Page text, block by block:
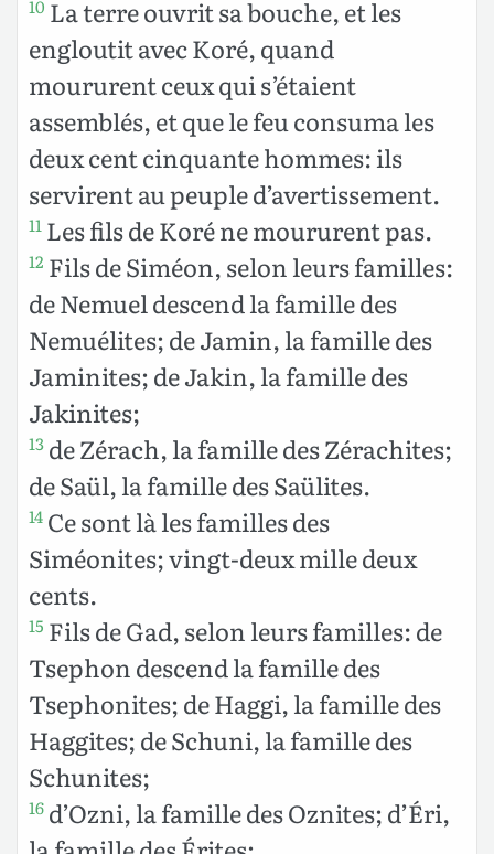
10 La terre ouvrit sa bouche, et les
engloutit avec Koré, quand
moururent ceux qui s’étaient
assemblés, et que le feu consuma les
deux cent cinquante hommes: ils
servirent au peuple d’avertissement.
11 Les fils de Koré ne moururent pas.
12 Fils de Siméon, selon leurs familles:
de Nemuel descend la famille des
Nemuélites; de Jamin, la famille des
Jaminites; de Jakin, la famille des
Jakinites;
13 de Zérach, la famille des Zérachites;
de Saül, la famille des Saülites.
14 Ce sont là les familles des
Siméonites; vingt-deux mille deux
cents.
15 Fils de Gad, selon leurs familles: de
Tsephon descend la famille des
Tsephonites; de Haggi, la famille des
Haggites; de Schuni, la famille des
Schunites;
16 d’Ozni, la famille des Oznites; d’Éri,